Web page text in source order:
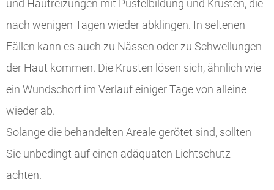
und Hautreizungen mit Pustelbildung und Krusten, die
nach wenigen Tagen wieder abklingen. In seltenen
Fällen kann es auch zu Nässen oder zu Schwellungen
der Haut kommen. Die Krusten lösen sich, ähnlich wie
ein Wundschorf im Verlauf einiger Tage von alleine
wieder ab.
Solange die behandelten Areale gerötet sind, sollten
Sie unbedingt auf einen adäquaten Lichtschutz
achten.